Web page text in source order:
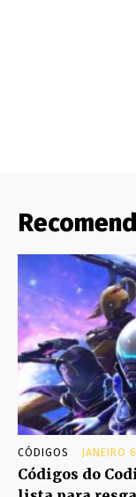
CÓDIGOS JANEIRO
Códigos do